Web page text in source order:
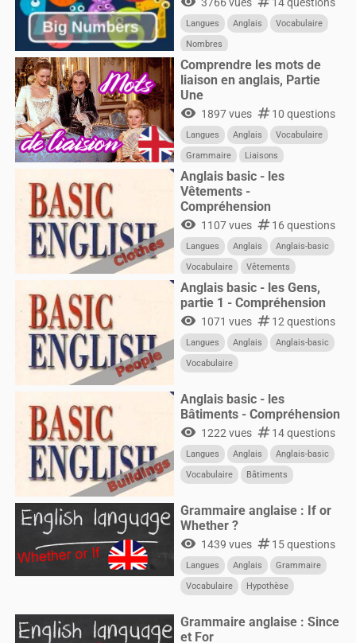
Langues Anglais
Vocabulaire
Nombres
Comprendre les mots de
liaison en anglais, Partie
Une
visibility 1897 vues numbers10 questions
Langues Anglais
Vocabulaire
Grammaire
Liaisons
Anglais basic - les
Vêtements -
Compréhension
visibility 1107 vues numbers16 questions
Langues Anglais
Anglais-basic
Vocabulaire
Vêtements
Anglais basic - les Gens,
partie 1 - Compréhension
visibility 1071 vues numbers12 questions
Langues Anglais
Anglais-basic
Vocabulaire
Anglais basic - les
Bâtiments - Compréhension
visibility 1222 vues numbers14 questions
Langues Anglais
Anglais-basic
Vocabulaire
Bâtiments
Grammaire anglaise : If or
Whether ?
visibility 1439 vues numbers15 questions
Langues Anglais
Grammaire
Vocabulaire
Hypothèse
Grammaire anglaise : Since
et For